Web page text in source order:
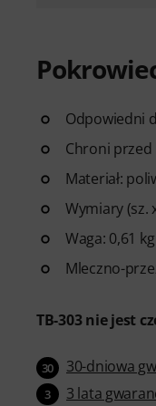
Odpowiedni
Chroni
Materiał:
Wymiary (sz.
Waga: 0,61 kg
Mleczno-
TB-303 nie jest
30 30-dniowa
3 3 lata